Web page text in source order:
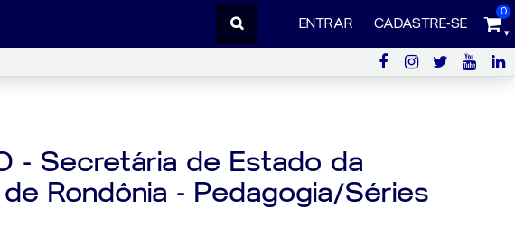
0
ENTRAR CADASTRE-SE
- Secretária de Estado da
Rondônia - Pedagogia/Séries